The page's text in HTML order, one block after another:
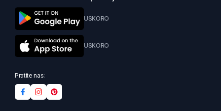
USKORO
USKORO
Pratite nas: